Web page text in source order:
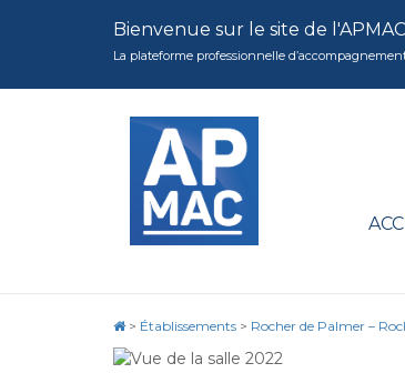
Bienvenue sur le site de
La plateforme professionnelle
> Établissements > Rocher de Palmer –